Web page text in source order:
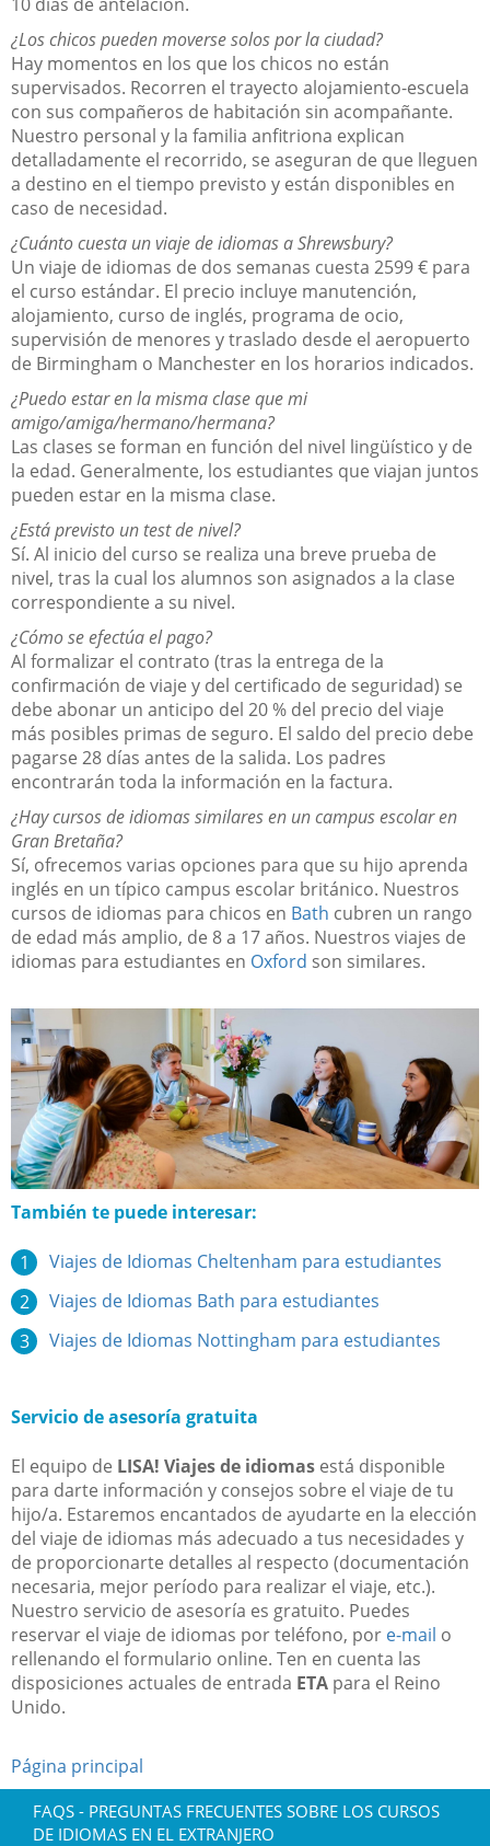
¿Los chicos pueden moverse solos por la ciudad?
Hay momentos en los que los chicos no están
supervisados. Recorren el trayecto alojamiento-escuela
con sus compañeros de habitación sin acompañante.
Nuestro personal y la familia anfitriona explican
detalladamente el recorrido, se aseguran de que lleguen
a destino en el tiempo previsto y están disponibles en
caso de necesidad.
¿Cuánto cuesta un viaje de idiomas a Shrewsbury?
Un viaje de idiomas de dos semanas cuesta 2599 € para
el curso estándar. El precio incluye manutención,
alojamiento, curso de inglés, programa de ocio,
supervisión de menores y traslado desde el aeropuerto
de Birmingham o Manchester en los horarios indicados.
¿Puedo estar en la misma clase que mi
amigo/amiga/hermano/hermana?
Las clases se forman en función del nivel lingüístico y de
la edad. Generalmente, los estudiantes que viajan juntos
pueden estar en la misma clase.
¿Está previsto un test de nivel?
Sí. Al inicio del curso se realiza una breve prueba de
nivel, tras la cual los alumnos son asignados a la clase
correspondiente a su nivel.
¿Cómo se efectúa el pago?
Al formalizar el contrato (tras la entrega de la
confirmación de viaje y del certificado de seguridad) se
debe abonar un anticipo del 20 % del precio del viaje
más posibles primas de seguro. El saldo del precio debe
pagarse 28 días antes de la salida. Los padres
encontrarán toda la información en la factura.
¿Hay cursos de idiomas similares en un campus escolar en
Gran Bretaña?
Sí, ofrecemos varias opciones para que su hijo aprenda
inglés en un típico campus escolar británico. Nuestros
cursos de idiomas para chicos en Bath cubren un rango
de edad más amplio, de 8 a 17 años. Nuestros viajes de
idiomas para estudiantes en Oxford son similares.
También te puede interesar:
Viajes de Idiomas Cheltenham para estudiantes
Viajes de Idiomas Bath para estudiantes
Viajes de Idiomas Nottingham para estudiantes
Servicio de asesoría gratuita
El equipo de LISA! Viajes de idiomas está disponible
para darte información y consejos sobre el viaje de tu
hijo/a. Estaremos encantados de ayudarte en la elección
del viaje de idiomas más adecuado a tus necesidades y
de proporcionarte detalles al respecto (documentación
necesaria, mejor período para realizar el viaje, etc.).
Nuestro servicio de asesoría es gratuito. Puedes
reservar el viaje de idiomas por teléfono, por e-mail o
rellenando el formulario online. Ten en cuenta las
disposiciones actuales de entrada ETA para el Reino
Unido.
Página principal
FAQS - PREGUNTAS FRECUENTES SOBRE LOS CURSOS
DE IDIOMAS EN EL EXTRANJERO